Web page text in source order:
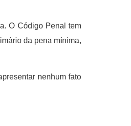
O Código Penal tem
da pena mínima,
nenhum fato